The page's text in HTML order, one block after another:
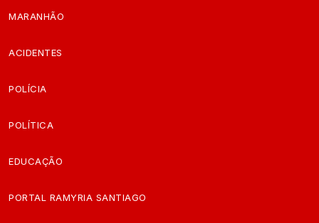
MARANHÃO
ACIDENTES
POLÍCIA
POLÍTICA
EDUCAÇÃO
PORTAL RAMYRIA SANTIAGO